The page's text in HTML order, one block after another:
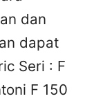
dan
dapat
Seri : F
F 150